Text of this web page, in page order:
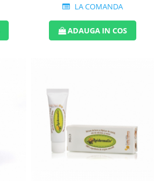
LA COMANDA
ADAUGA IN COS